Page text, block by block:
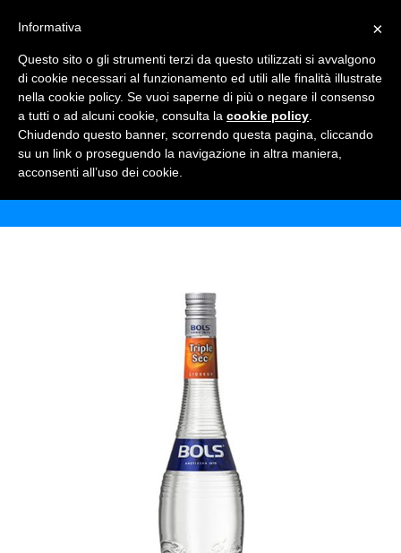
BOLS TRIPLE SEC
Home Shop
×
Informativa
Questo sito o gli strumenti terzi da questo utilizzati si avvalgono
di cookie necessari al funzionamento ed utili alle finalità illustrate
nella cookie policy. Se vuoi saperne di più o negare il consenso
a tutti o ad alcuni cookie, consulta la cookie policy
Chiudendo questo banner, scorrendo questa pagina, cliccando
su un link o proseguendo la navigazione in altra maniera,
acconsenti all’uso dei cookie.